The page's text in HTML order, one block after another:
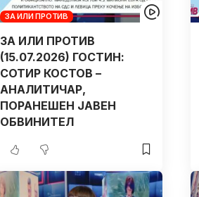
ЗА ИЛИ ПРОТИВ
ЗА ИЛИ ПРОТИВ
(15.07.2026) ГОСТИН:
СОТИР КОСТОВ –
АНАЛИТИЧАР,
ПОРАНЕШЕН ЈАВЕН
ОБВИНИТЕЛ